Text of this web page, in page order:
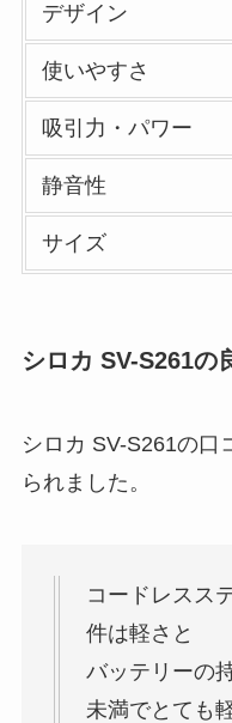
デザイン
使いやすさ
吸引力・パワー
静音性
サイズ
シロカ SV-S261の
シロカ SV-S261の口
られました。
コードレスス
件は軽さと
バッテリーの
未満でとても軽